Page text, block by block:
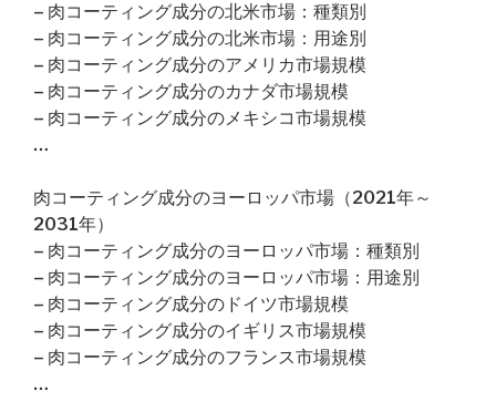
– 肉コーティング成分の北米市場：種類別
– 肉コーティング成分の北米市場：用途別
– 肉コーティング成分のアメリカ市場規模
– 肉コーティング成分のカナダ市場規模
– 肉コーティング成分のメキシコ市場規模
…
肉コーティング成分のヨーロッパ市場（2021年～
2031年）
– 肉コーティング成分のヨーロッパ市場：種類別
– 肉コーティング成分のヨーロッパ市場：用途別
– 肉コーティング成分のドイツ市場規模
– 肉コーティング成分のイギリス市場規模
– 肉コーティング成分のフランス市場規模
…